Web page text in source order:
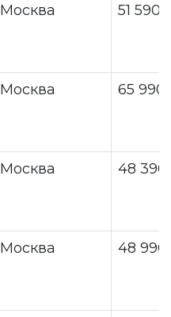
Москва 51 590
Москва 65 990
Москва 48 390
Москва 48 990